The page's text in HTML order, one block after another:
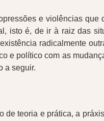
e violências
isto é, de ir à raiz das
radicalmente
e político com as
a seguir.
teoria e prática, a